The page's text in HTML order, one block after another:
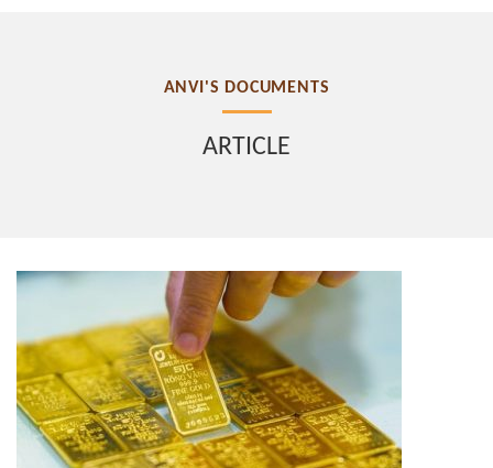
ANVI'S DOCUMENTS
ARTICLE